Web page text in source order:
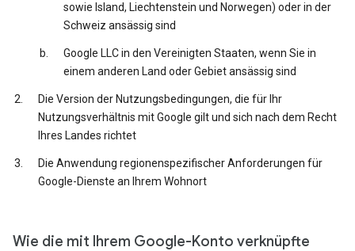
sowie Island, Liechtenstein und Norwegen) oder in der
Schweiz ansässig sind
Google LLC in den Vereinigten Staaten, wenn Sie in
einem anderen Land oder Gebiet ansässig sind
Die Version der Nutzungsbedingungen, die für Ihr
Nutzungsverhältnis mit Google gilt und sich nach dem Recht
Ihres Landes richtet
Die Anwendung regionenspezifischer Anforderungen für
Google-Dienste an Ihrem Wohnort
Wie die mit Ihrem Google-Konto verknüpfte